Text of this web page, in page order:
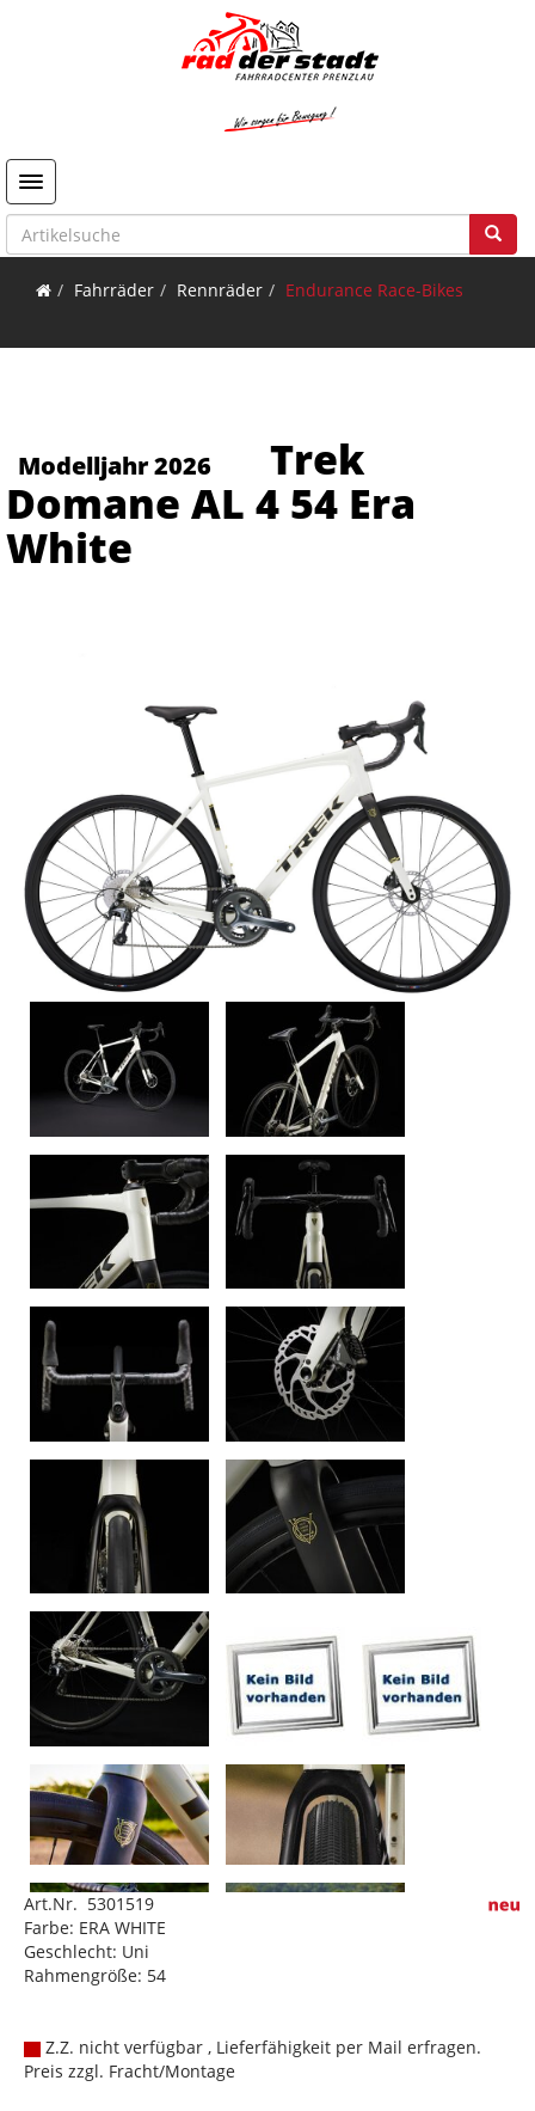
Toggle navigation
Fahrräder Rennräder Endurance Race-Bikes
Modelljahr 2026
Trek
Domane AL 4 54 Era
White
Art.Nr. 5301519
Farbe: ERA WHITE
Geschlecht: Uni
Rahmengröße: 54
Z.Z. nicht verfügbar , Lieferfähigkeit per Mail erfragen.
Preis zzgl. Fracht/Montage